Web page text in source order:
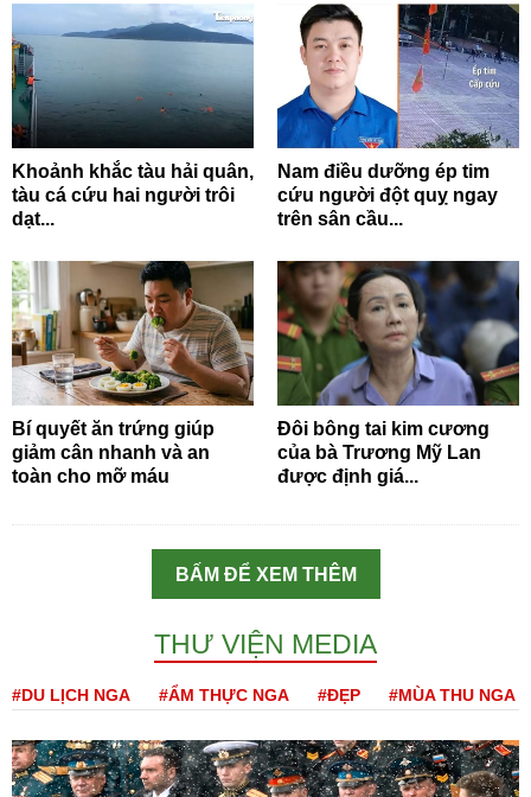
Khoảnh khắc tàu hải quân,
tàu cá cứu hai người trôi
dạt...
Nam điều dưỡng ép tim
cứu người đột quỵ ngay
trên sân cầu...
Bí quyết ăn trứng giúp
giảm cân nhanh và an
toàn cho mỡ máu
Đôi bông tai kim cương
của bà Trương Mỹ Lan
được định giá...
BẤM ĐỂ XEM THÊM
THƯ VIỆN MEDIA
#DU LỊCH NGA #ẨM THỰC NGA #ĐẸP #MÙA THU NGA